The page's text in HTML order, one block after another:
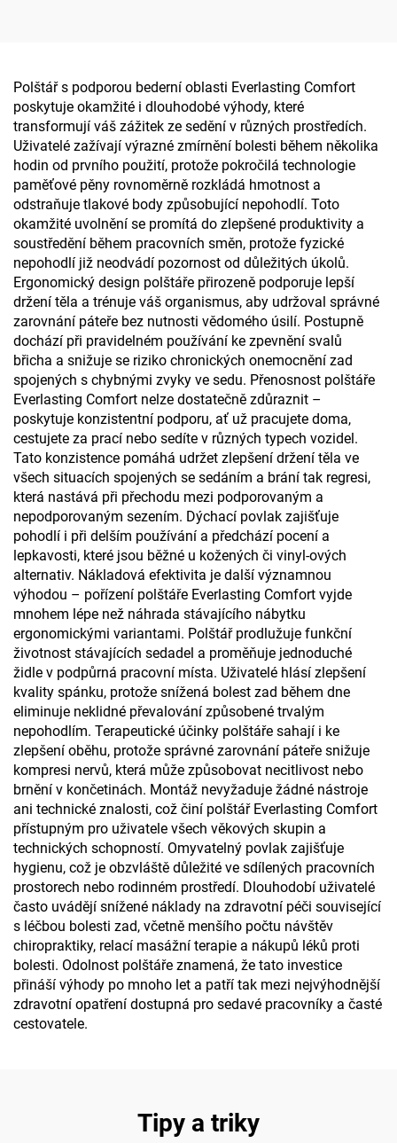
Polštář s podporou bederní oblasti Everlasting Comfort
poskytuje okamžité i dlouhodobé výhody, které
transformují váš zážitek ze sedění v různých prostředích.
Uživatelé zažívají výrazné zmírnění bolesti během několika
hodin od prvního použití, protože pokročilá technologie
paměťové pěny rovnoměrně rozkládá hmotnost a
odstraňuje tlakové body způsobující nepohodlí. Toto
okamžité uvolnění se promítá do zlepšené produktivity a
soustředění během pracovních směn, protože fyzické
nepohodlí již neodvádí pozornost od důležitých úkolů.
Ergonomický design polštáře přirozeně podporuje lepší
držení těla a trénuje váš organismus, aby udržoval správné
zarovnání páteře bez nutnosti vědomého úsilí. Postupně
dochází při pravidelném používání ke zpevnění svalů
břicha a snižuje se riziko chronických onemocnění zad
spojených s chybnými zvyky ve sedu. Přenosnost polštáře
Everlasting Comfort nelze dostatečně zdůraznit –
poskytuje konzistentní podporu, ať už pracujete doma,
cestujete za prací nebo sedíte v různých typech vozidel.
Tato konzistence pomáhá udržet zlepšení držení těla ve
všech situacích spojených se sedáním a brání tak regresi,
která nastává při přechodu mezi podporovaným a
nepodporovaným sezením. Dýchací povlak zajišťuje
pohodlí i při delším používání a předchází pocení a
lepkavosti, které jsou běžné u kožených či vinyl-ových
alternativ. Nákladová efektivita je další významnou
výhodou – pořízení polštáře Everlasting Comfort vyjde
mnohem lépe než náhrada stávajícího nábytku
ergonomickými variantami. Polštář prodlužuje funkční
životnost stávajících sedadel a proměňuje jednoduché
židle v podpůrná pracovní místa. Uživatelé hlásí zlepšení
kvality spánku, protože snížená bolest zad během dne
eliminuje neklidné převalování způsobené trvalým
nepohodlím. Terapeutické účinky polštáře sahají i ke
zlepšení oběhu, protože správné zarovnání páteře snižuje
kompresi nervů, která může způsobovat necitlivost nebo
brnění v končetinách. Montáž nevyžaduje žádné nástroje
ani technické znalosti, což činí polštář Everlasting Comfort
přístupným pro uživatele všech věkových skupin a
technických schopností. Omyvatelný povlak zajišťuje
hygienu, což je obzvláště důležité ve sdílených pracovních
prostorech nebo rodinném prostředí. Dlouhodobí uživatelé
často uvádějí snížené náklady na zdravotní péči související
s léčbou bolesti zad, včetně menšího počtu návštěv
chiropraktiky, relací masážní terapie a nákupů léků proti
bolesti. Odolnost polštáře znamená, že tato investice
přináší výhody po mnoho let a patří tak mezi nejvýhodnější
zdravotní opatření dostupná pro sedavé pracovníky a časté
cestovatele.
Tipy a triky